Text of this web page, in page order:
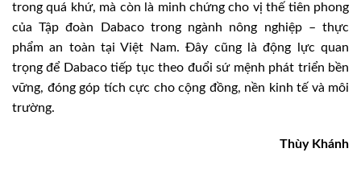
trong quá khứ, mà còn là minh chứng cho vị thế tiên phong
của Tập đoàn Dabaco trong ngành nông nghiệp – thực
phẩm an toàn tại Việt Nam. Đây cũng là động lực quan
trọng để Dabaco tiếp tục theo đuổi sứ mệnh phát triển bền
vững, đóng góp tích cực cho cộng đồng, nền kinh tế và môi
trường.
Thùy Khánh